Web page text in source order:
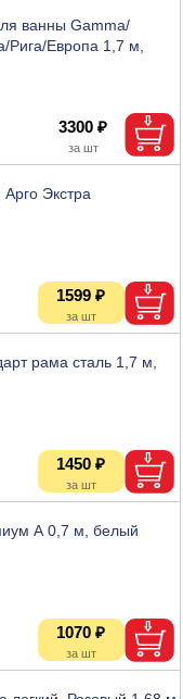
ванны Gamma/
Рига/Европа 1,7 м,
3300 ₽
Экстра
1599 ₽
рама сталь 1,7 м,
1450 ₽
А 0,7 м, белый
1070 ₽